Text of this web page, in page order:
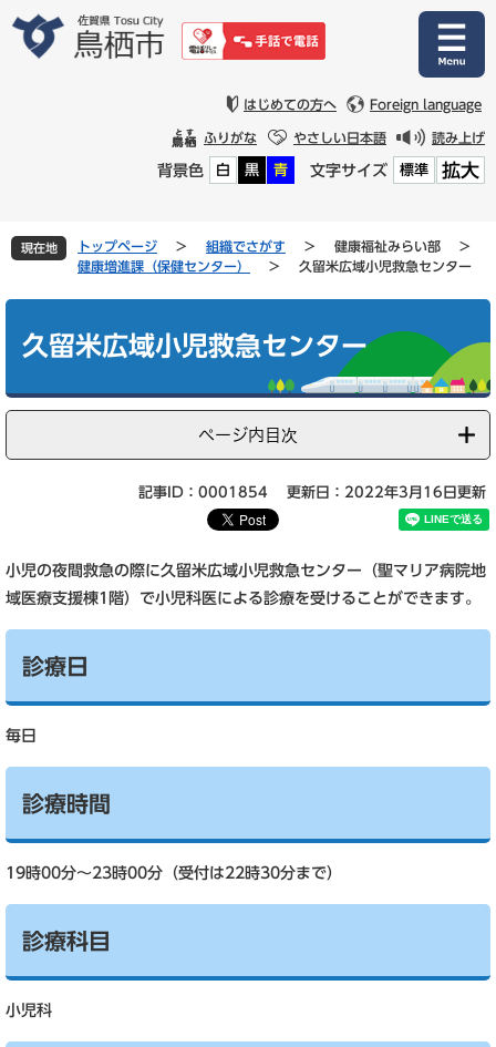
文
はじめての方へ Foreign language
ふりがな やさしい日本語 読み上げ
背景色 白 黒 青 文字サイズ 標準 拡大
現在地 トップページ > 組織でさがす > 健康福祉みらい部
>
健康増進課（保健センター）
> 久留米広域小児救急センター
久留米広域小児救急センター
ページ内目次
記事ID：0001854 更新日：2022年3月16日更新
小児の夜間救急の際に久留米広域小児救急センター（聖マリア病院地
域医療支援棟1階）で小児科医による診療を受けることができます。
診療日
毎日
診療時間
19時00分～23時00分（受付は22時30分まで）
診療科目
小児科